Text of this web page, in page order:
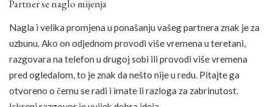
Partner se naglo mijenja
Nagla i velika promjena u ponašanju vašeg partnera znak je za
uzbunu. Ako on odjednom provodi više vremena u teretani,
razgovara na telefon u drugoj sobi ili provodi više vremena
pred ogledalom, to je znak da nešto nije u redu. Pitajte ga
otvoreno o čemu se radi i imate li razloga za zabrinutost.